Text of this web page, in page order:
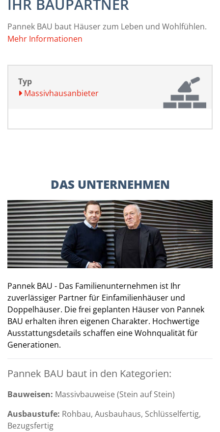
IHR BAUPARTNER
Pannek BAU baut Häuser zum Leben und Wohlfühlen.
Mehr Informationen
Typ
Massivhausanbieter
DAS UNTERNEHMEN
Pannek BAU - Das Familienunternehmen ist Ihr
zuverlässiger Partner für Einfamilienhäuser und
Doppelhäuser. Die frei geplanten Häuser von Pannek
BAU erhalten ihren eigenen Charakter. Hochwertige
Ausstattungsdetails schaffen eine Wohnqualität für
Generationen.
Pannek BAU baut in den Kategorien:
Bauweisen: Massivbauweise (Stein auf Stein)
Ausbaustufe: Rohbau, Ausbauhaus, Schlüsselfertig,
Bezugsfertig